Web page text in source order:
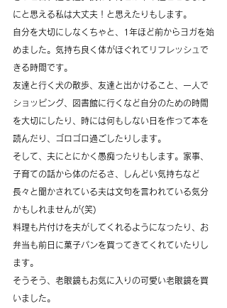
にと思える私は大丈夫！と思えたりもします。
自分を大切にしなくちゃと、1年ほど前からヨガを始
めました。気持ち良く体がほぐれてリフレッシュで
きる時間です。
友達と行く犬の散歩、友達と出かけること、一人で
ショッピング、図書館に行くなど自分のための時間
を大切にしたり、時には何もしない日を作って本を
読んだり、ゴロゴロ過ごしたりします。
そして、夫にとにかく愚痴ったりもします。家事、
子育ての話から体のだるさ、しんどい気持ちなど
長々と聞かされている夫は文句を言われている気分
かもしれませんが(笑)
料理も片付けを夫がしてくれるようになったり、お
弁当も前日に菓子パンを買ってきてくれていたりし
ます。
そうそう、老眼鏡もお気に入りの可愛い老眼鏡を買
いました。